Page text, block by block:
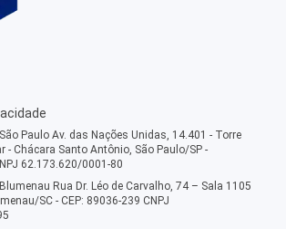
Paulo Av. das Nações Unidas, 14.401 - Torre
- Chácara Santo Antônio, São Paulo/SP -
62.173.620/0001-80
Rua Dr. Léo de Carvalho, 74 – Sala 1105
SC - CEP: 89036-239 CNPJ